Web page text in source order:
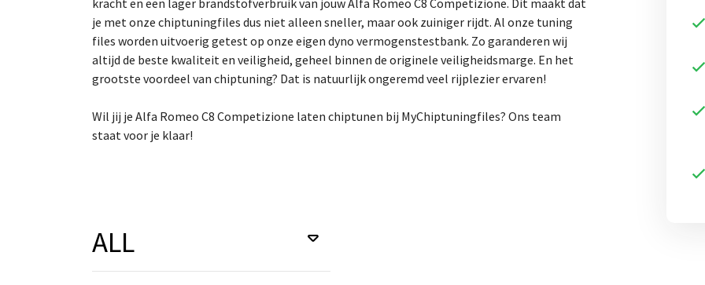
je met onze chiptuningfiles dus niet alleen sneller, maar ook zuiniger rijdt. Al onze tuning
files worden uitvoerig getest op onze eigen dyno vermogenstestbank. Zo garanderen wij
altijd de beste kwaliteit en veiligheid, geheel binnen de originele veiligheidsmarge. En het
grootste voordeel van chiptuning? Dat is natuurlijk ongeremd veel rijplezier ervaren!
Wil jij je Alfa Romeo C8 Competizione laten chiptunen bij MyChiptuningfiles? Ons team
staat voor je klaar!
ALL